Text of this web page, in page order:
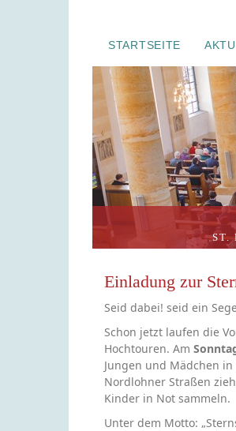
STARTSEITE
ST.
Einladung zur
Seid dabei! seid ein
Schon jetzt laufen die
Hochtouren. Am
Jungen und Mädchen
Nordlohner Straßen
Kinder in Not sammeln.
Unter dem Motto: